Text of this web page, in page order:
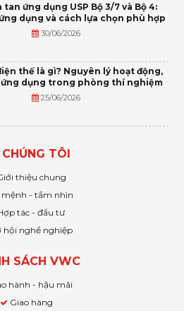
tan ứng dụng USP Bộ 3/7 và Bộ 4:
dụng và cách lựa chọn phù hợp
30/06/2026
thế là gì? Nguyên lý hoạt động,
ứng dụng trong phòng thí nghiệm
25/06/2026
TÔI
thiệu chung
mệnh - tầm nhìn
tác - đầu tư
hội nghề nghiệp
SÁCH VWC
hành - hậu mãi
Giao hàng